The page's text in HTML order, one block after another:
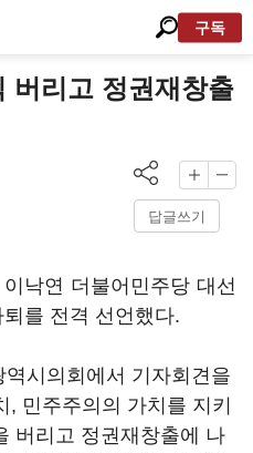
구독
버리고 정권재창출
답글쓰기
낙연 더불어민주당 대선
를 전격 선언했다.
시의회에서 기자회견을
민주주의의 가치를 지키
버리고 정권재창출에 나